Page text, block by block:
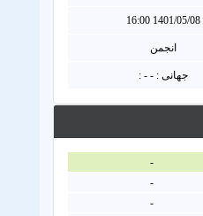
1401/05/08 16:00
انجمن
جهانی : - - :
-
-
-